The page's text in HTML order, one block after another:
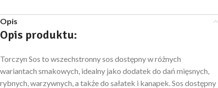
Opis
Opis produktu:
Torczyn Sos to wszechstronny sos dostępny w różnych
wariantach smakowych, idealny jako dodatek do dań mięsnych,
rybnych, warzywnych, a także do sałatek i kanapek. Sos dostępny